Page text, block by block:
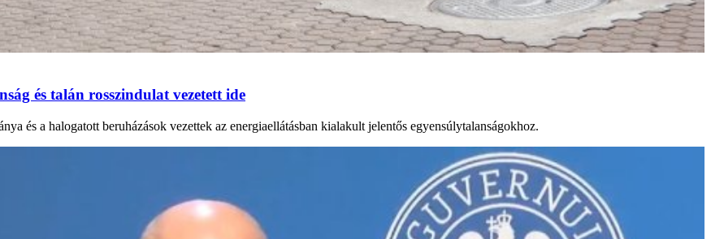
és talán rosszindulat vezetett ide
és a halogatott beruházások vezettek az energiaellátásban kialakult jelentős egyensúlytalanságokhoz.